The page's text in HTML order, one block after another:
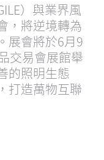
）與業界風
，將逆境轉為
展會將於6月9
交易會展館舉
的照明生態
打造萬物互聯